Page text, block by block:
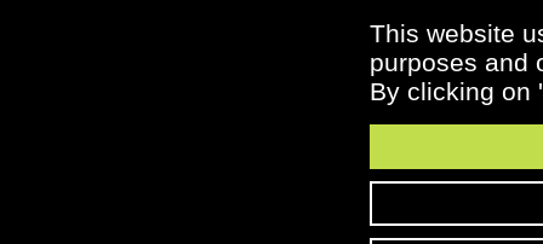
This website
purposes and
By clicking on